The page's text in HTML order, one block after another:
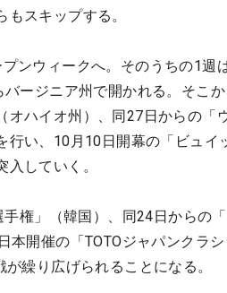
スキップする。
ンウィークへ。そのうちの1週
ージニア州で開かれる。そこ
オハイオ州）、同27日からの「
い、10月10日開幕の「ビュイ
入していく。
権」（韓国）、同24日からの
本開催の「TOTOジャパンクラ
繰り広げられることになる。